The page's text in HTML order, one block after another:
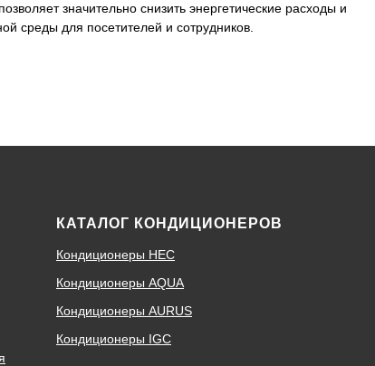
значительно снизить энергетические расходы и
среды для посетителей и сотрудников.
КАТАЛОГ КОНДИЦИОНЕРОВ
Кондиционеры HEC
Кондиционеры AQUA
Кондиционеры AURUS
Кондиционеры IGC